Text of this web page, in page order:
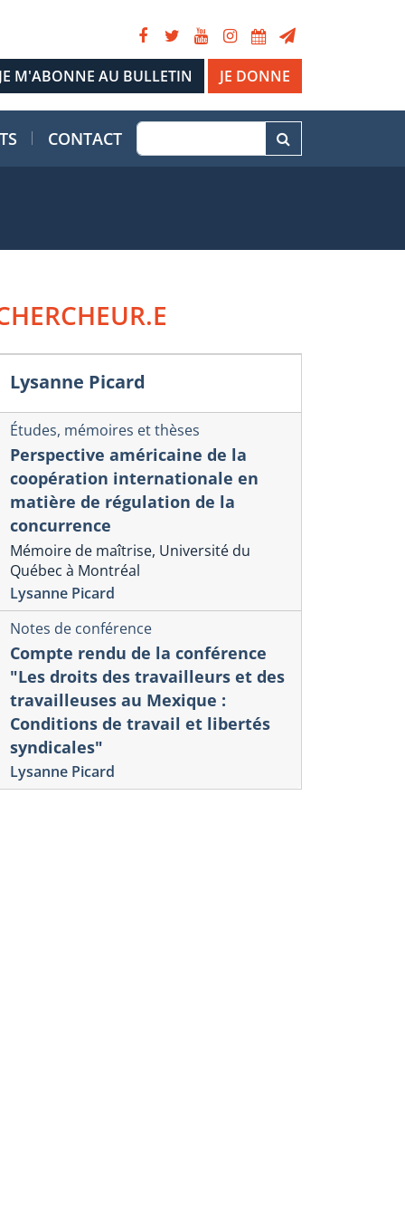
JE DONNE
CONTACT
Lysanne Picard
Études, mémoires et thèses
Perspective américaine de la
coopération internationale en
matière de régulation de la
concurrence
Mémoire de maîtrise, Université du
Québec à Montréal
Lysanne Picard
Notes de conférence
Compte rendu de la conférence
"Les droits des travailleurs et des
travailleuses au Mexique :
Conditions de travail et libertés
syndicales"
Lysanne Picard